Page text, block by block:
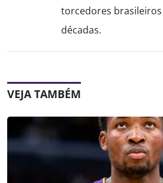
torcedores
décadas.
VEJA TAMBÉM